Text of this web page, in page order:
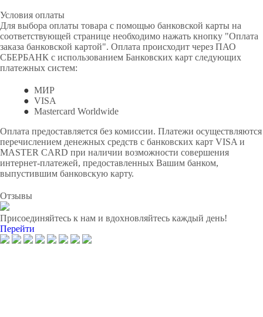
Условия оплаты
Для выбора оплаты товара с помощью банковской карты на
соответствующей странице необходимо нажать кнопку "Оплата
заказа банковской картой". Оплата происходит через ПАО
СБЕРБАНК с использованием Банковских карт следующих
платежных систем:
МИР
VISA
Mastercard Worldwide
Оплата предоставляется без комиссии. Платежи осуществляются
перечислением денежных средств с банковских карт VISA и
MASTER CARD при наличии возможности совершения
интернет-платежей, предоставленных Вашим банком,
выпустившим банковскую карту.
Отзывы
Присоединяйтесь к нам и вдохновляйтесь каждый день!
Перейти